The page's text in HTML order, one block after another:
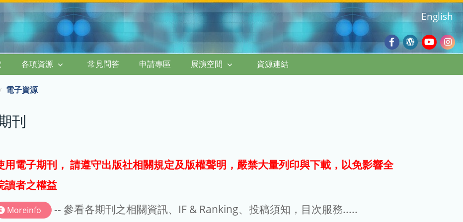
Facebook
Wordpress
Blog
English
各項資源 常見問答 申請專區 展演空間 資源連結
電子資源
刊
用電子期刊， 請遵守出版社相關規定及版權聲明，嚴禁大量列印與下載，以免影響全
讀者之權益
Moreinfo -- 參看各期刊之相關資訊、IF & Ranking、投稿須知，目次服務.....